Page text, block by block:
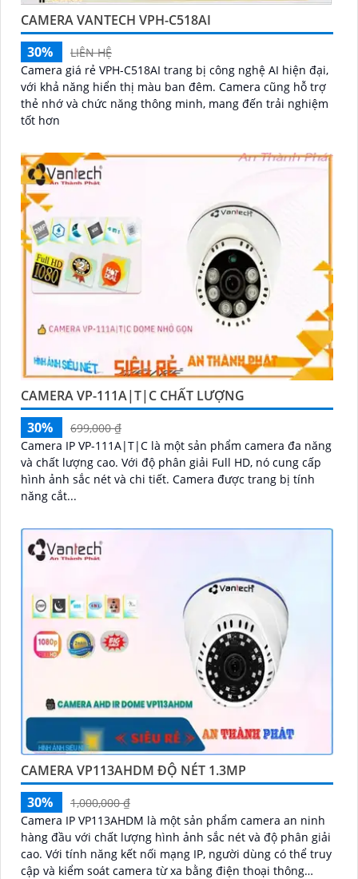
CAMERA VANTECH VPH-C518AI
30%
LIÊN HỆ
Camera giá rẻ VPH-C518AI trang bị công nghệ AI hiện đại,
với khả năng hiển thị màu ban đêm. Camera cũng hỗ trợ
thẻ nhớ và chức năng thông minh, mang đến trải nghiệm
tốt hơn
CAMERA VP-111A|T|C CHẤT LƯỢNG
30%
699,000 ₫
Camera IP VP-111A|T|C là một sản phẩm camera đa năng
và chất lượng cao. Với độ phân giải Full HD, nó cung cấp
hình ảnh sắc nét và chi tiết. Camera được trang bị tính
năng cắt...
CAMERA VP113AHDM ĐỘ NÉT 1.3MP
30%
1,000,000 ₫
Camera IP VP113AHDM là một sản phẩm camera an ninh
hàng đầu với chất lượng hình ảnh sắc nét và độ phân giải
cao. Với tính năng kết nối mạng IP, người dùng có thể truy
cập và kiểm soát camera từ xa bằng điện thoại thông